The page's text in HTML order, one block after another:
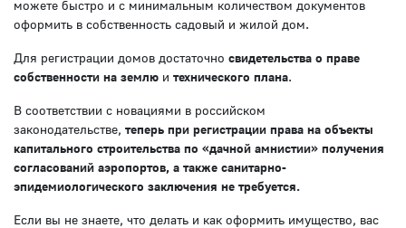
можете быстро и с минимальным количеством документов
оформить в собственность садовый и жилой дом.
Для регистрации домов достаточно свидетельства о праве
собственности на землю и технического плана.
В соответствии с новациями в российском
законодательстве, теперь при регистрации права на объекты
капитального строительства по «дачной амнистии» получения
согласований аэропортов, а также санитарно-
эпидемиологического заключения не требуется.
Если вы не знаете, что делать и как оформить имущество, вас